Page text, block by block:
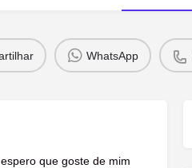
WhatsApp
que goste de mim